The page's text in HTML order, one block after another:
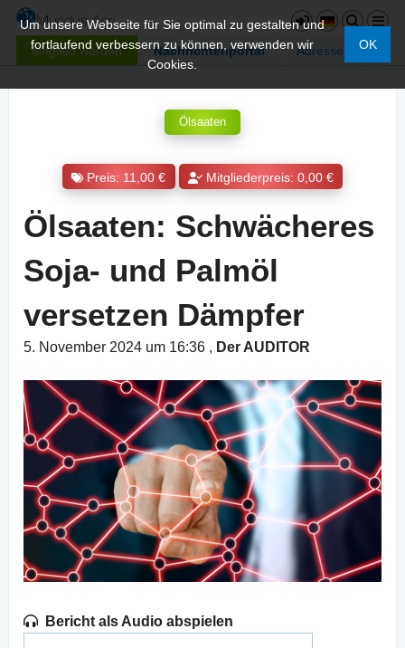
Mitglied werden Nachrichtenportal Adressen
Um unsere Webseite für Sie optimal zu gestalten und
fortlaufend verbessern zu können, verwenden wir
Cookies.
OK
Ölsaaten
Preis: 11,00 € Mitgliederpreis: 0,00 €
Ölsaaten: Schwächeres
Soja- und Palmöl
versetzen Dämpfer
5. November 2024 um 16:36 , Der AUDITOR
Bericht als Audio abspielen